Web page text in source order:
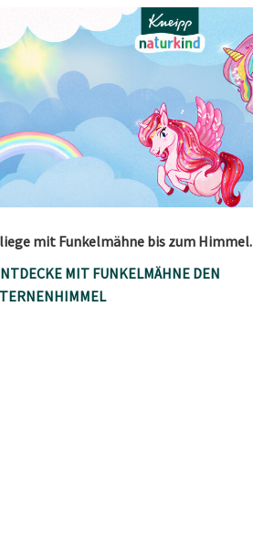
mit Funkelmähne bis zum Himmel.
MIT FUNKELMÄHNE DEN